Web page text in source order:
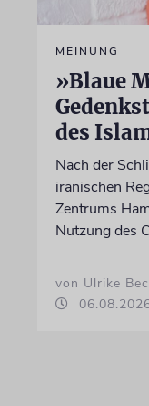
MEINUNG
»Blaue
des
Nach der
iranischen
Zentrums
Nutzung des
von Ulrike